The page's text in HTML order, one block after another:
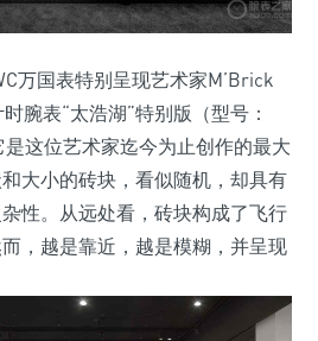
万国表特别呈现艺术家M’Brick
腕表“太浩湖”特别版（型号：
是这位艺术家迄今为止创作的最大
大小的砖块，看似随机，却具有
性。从远处看，砖块构成了飞行
，越是靠近，越是模糊，并呈现